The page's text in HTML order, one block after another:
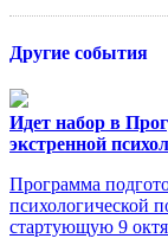
Другие события
Идет набор в
экстренной
Программа
психологической
стартующую 9